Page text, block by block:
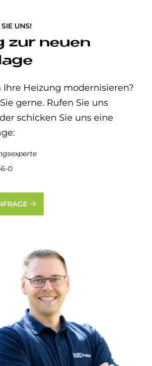
UNS!
zur neuen
Ihre Heizung modernisieren?
gerne. Rufen Sie uns
schicken Sie uns eine
0